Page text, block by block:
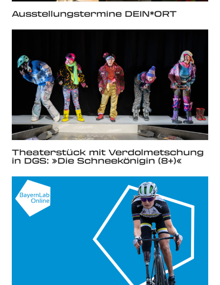
Ausstellungstermine DEIN*ORT
Theaterstück mit Verdolmetschung
in DGS: »Die Schnee­königin (8+)«